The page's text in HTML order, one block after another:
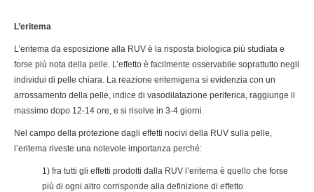
L’eritema
L’eritema da esposizione alla RUV è la risposta biologica più studiata e
forse più nota della pelle. L’effetto è facilmente osservabile soprattutto negli
individui di pelle chiara. La reazione eritemigena si evidenzia con un
arrossamento della pelle, indice di vasodilatazione periferica, raggiunge il
massimo dopo 12-14 ore, e si risolve in 3-4 giorni.
Nel campo della protezione dagli effetti nocivi della RUV sulla pelle,
l’eritema riveste una notevole importanza perché:
1) fra tutti gli effetti prodotti dalla RUV l’eritema è quello che forse
più di ogni altro corrisponde alla definizione di effetto